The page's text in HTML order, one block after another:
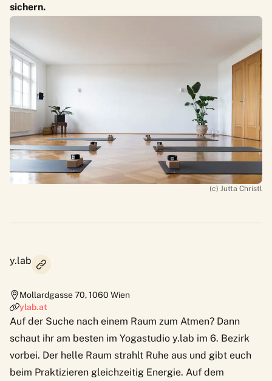
sichern.
(c) Jutta Christl
y.lab
Mollardgasse 70,1060 Wien
ylab.at
Auf der Suche nach einem Raum zum Atmen? Dann
schaut ihr am besten im Yogastudio y.lab im 6. Bezirk
vorbei. Der helle Raum strahlt Ruhe aus und gibt euch
beim Praktizieren gleichzeitig Energie. Auf dem